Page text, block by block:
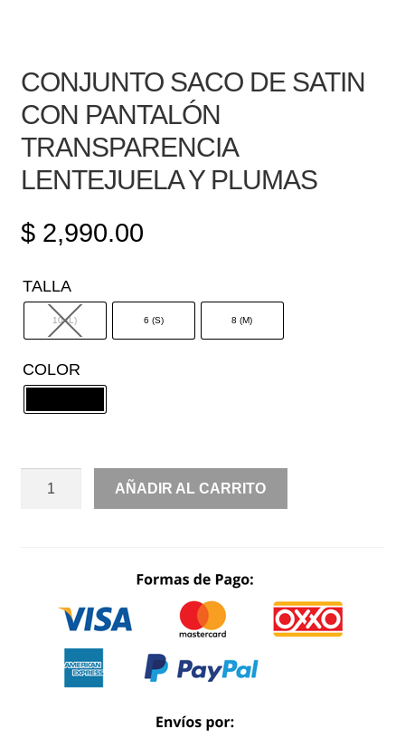
CONJUNTO SACO DE SATIN
CON PANTALÓN
TRANSPARENCIA
LENTEJUELA Y PLUMAS
$2,990.00
TALLA
10 (L) 6 (S) 8 (M)
COLOR
CONJUNTO
PANTALÓN
TRANSPARENCIA
LENTEJUELA
AÑADIR AL CARRITO